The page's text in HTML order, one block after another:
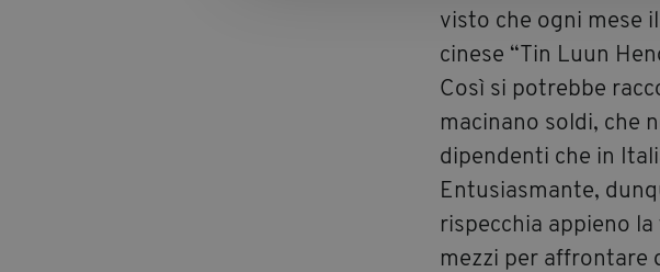
visto che ogni mese
cinese “Tin Luun
Così si potrebbe
macinano soldi, che
dipendenti che in
Entusiasmante,
rispecchia appieno
mezzi per affrontare